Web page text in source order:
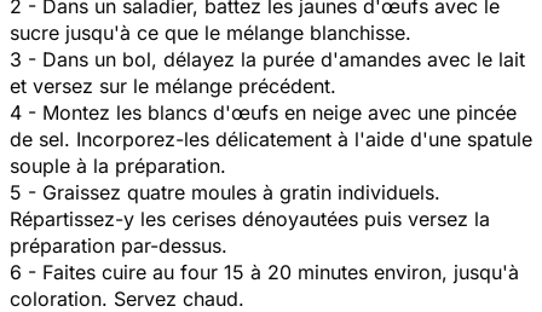
2 - Dans un saladier, battez les jaunes d'œufs avec le
sucre jusqu'à ce que le mélange blanchisse.
3 - Dans un bol, délayez la purée d'amandes avec le lait
et versez sur le mélange précédent.
4 - Montez les blancs d'œufs en neige avec une pincée
de sel. Incorporez-les délicatement à l'aide d'une spatule
souple à la préparation.
5 - Graissez quatre moules à gratin individuels.
Répartissez-y les cerises dénoyautées puis versez la
préparation par-dessus.
6 - Faites cuire au four 15 à 20 minutes environ, jusqu'à
coloration. Servez chaud.